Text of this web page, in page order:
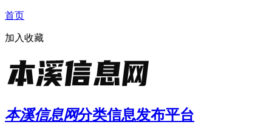
首页
加入收藏
本溪信息网分类信息发布平台